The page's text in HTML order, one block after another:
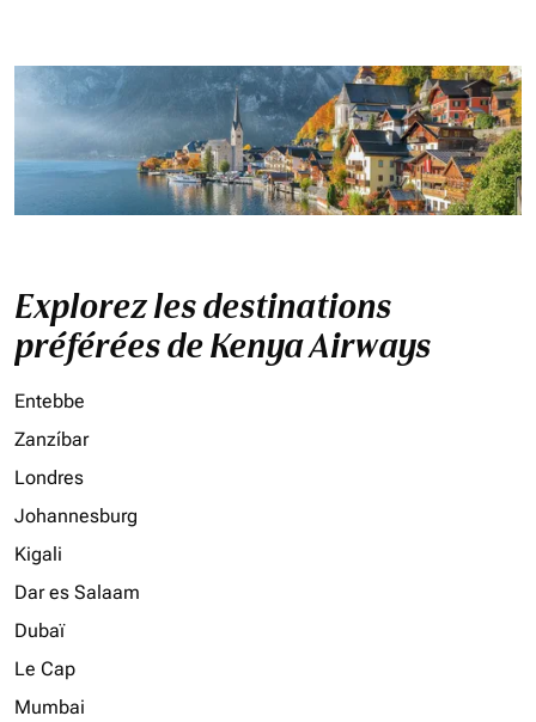
Explorez les destinations
préférées de Kenya Airways
Entebbe
Zanzíbar
Londres
Johannesburg
Kigali
Dar es Salaam
Dubaï
Le Cap
Mumbai